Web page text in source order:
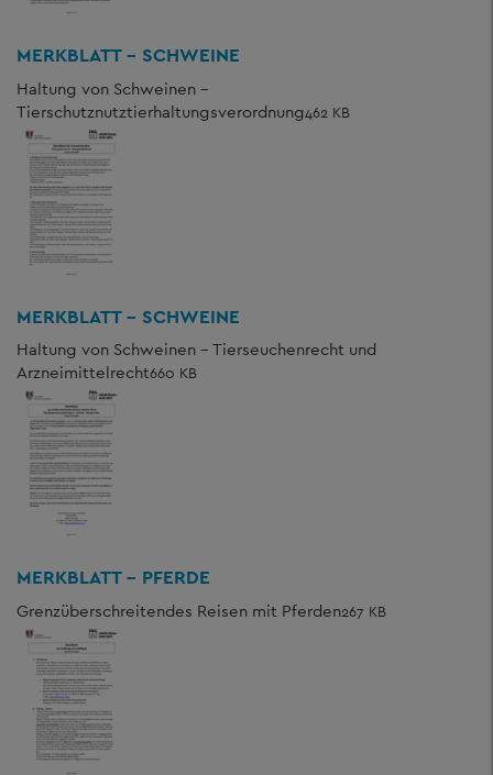
MERKBLATT - SCHWEINE
Haltung von Schweinen -
Tierschutznutztierhaltungsverordnung462 KB
MERKBLATT - SCHWEINE
Haltung von Schweinen - Tierseuchenrecht und
Arzneimittelrecht660 KB
MERKBLATT - PFERDE
Grenzüberschreitendes Reisen mit Pferden267 KB